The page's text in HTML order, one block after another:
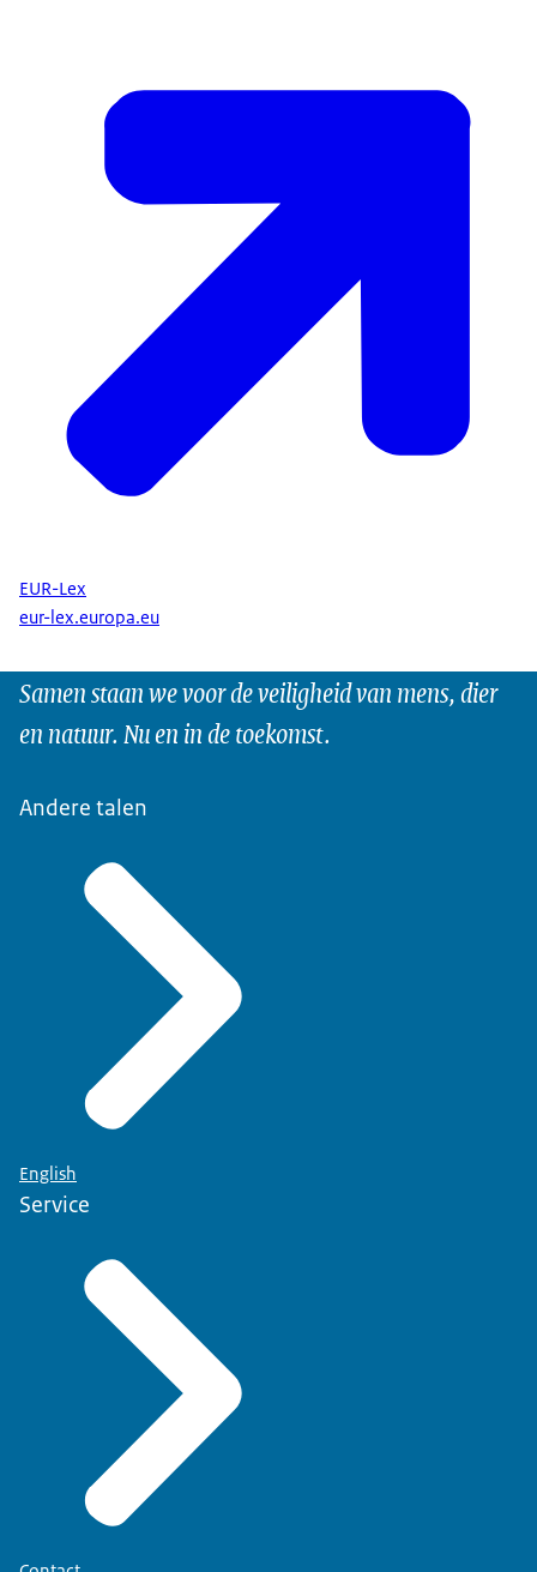
EUR-Lex
eur-lex.europa.eu
Samen staan we voor de veiligheid van mens, dier
en natuur. Nu en in de toekomst.
Andere talen
English
Service